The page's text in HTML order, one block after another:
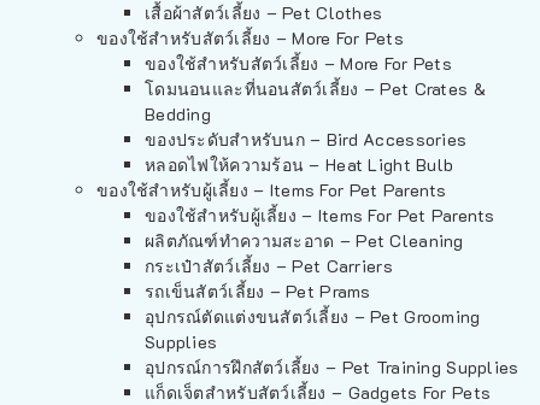
เสื้อผ้าสัตว์เลี้ยง – Pet Clothes
ของใช้สำหรับสัตว์เลี้ยง – More For Pets
ของใช้สำหรับสัตว์เลี้ยง – More For Pets
โดมนอนและที่นอนสัตว์เลี้ยง – Pet Crates &
Bedding
ของประดับสำหรับนก – Bird Accessories
หลอดไฟให้ความร้อน – Heat Light Bulb
ของใช้สำหรับผู้เลี้ยง – Items For Pet Parents
ของใช้สำหรับผู้เลี้ยง – Items For Pet Parents
ผลิตภัณฑ์ทำความสะอาด – Pet Cleaning
กระเป๋าสัตว์เลี้ยง – Pet Carriers
รถเข็นสัตว์เลี้ยง – Pet Prams
อุปกรณ์ตัดแต่งขนสัตว์เลี้ยง – Pet Grooming
Supplies
อุปกรณ์การฝึกสัตว์เลี้ยง – Pet Training Supplies
แก็ดเจ็ตสำหรับสัตว์เลี้ยง – Gadgets For Pets